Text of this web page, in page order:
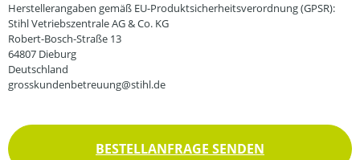
Herstellerangaben gemäß EU-Produktsicherheitsverordnung (GPSR):
Stihl Vetriebszentrale AG & Co. KG
Robert-Bosch-Straße 13
64807 Dieburg
Deutschland
grosskundenbetreuung@stihl.de
BESTELLANFRAGE SENDEN